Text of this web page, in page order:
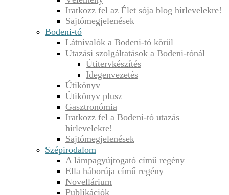
Iratkozz fel az Élet sója blog hírlevelekre!
Sajtómegjelenések
Bodeni-tó
Látnivalók a Bodeni-tó körül
Utazási szolgáltatások a Bodeni-tónál
Útitervkészítés
Idegenvezetés
Útikönyv
Útikönyv plusz
Gasztronómia
Iratkozz fel a Bodeni-tó utazás
hírlevelekre!
Sajtómegjelenések
Szépirodalom
A lámpagyújtogató című regény
Ella háborúja című regény
Novellárium
Publikációk